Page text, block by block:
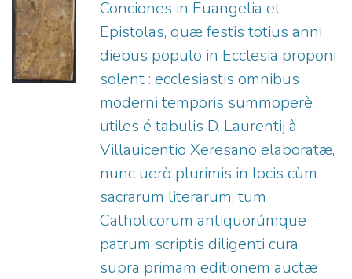
Conciones in Euangelia et
Epistolas, quæ festis totius anni
diebus populo in Ecclesia proponi
solent : ecclesiastis omnibus
moderni temporis summoperè
utiles é tabulis D. Laurentij à
Villauicentio Xeresano elaboratæ,
nunc uerò plurimis in locis cùm
sacrarum literarum, tum
Catholicorum antiquorúmque
patrum scriptis diligenti cura
supra primam editionem auctæ